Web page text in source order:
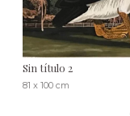
Sin título 2
81 x 100 cm